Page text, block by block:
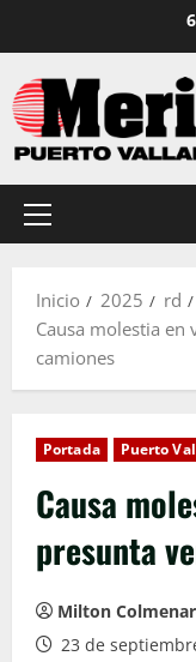
contenido
Menú
Inicio 2025 rd
Causa molestia en
camiones
Portada Puerto
Causa
presunta
Milton
23 de